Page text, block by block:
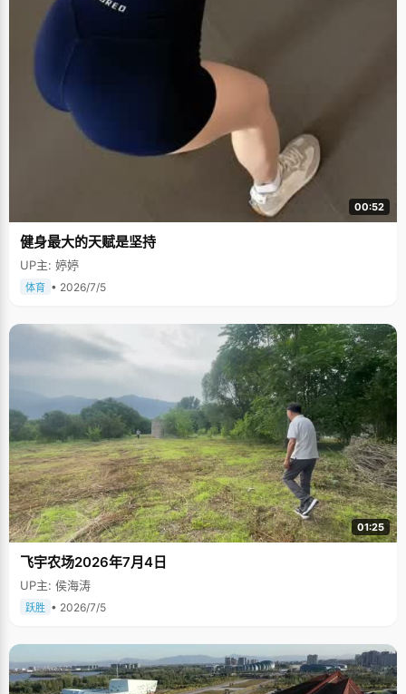
00:52
健身最大的天赋是坚持
UP主: 婷婷
体育 • 2026/7/5
01:25
飞宇农场2026年7月4日
UP主: 侯海涛
跃胜 • 2026/7/5